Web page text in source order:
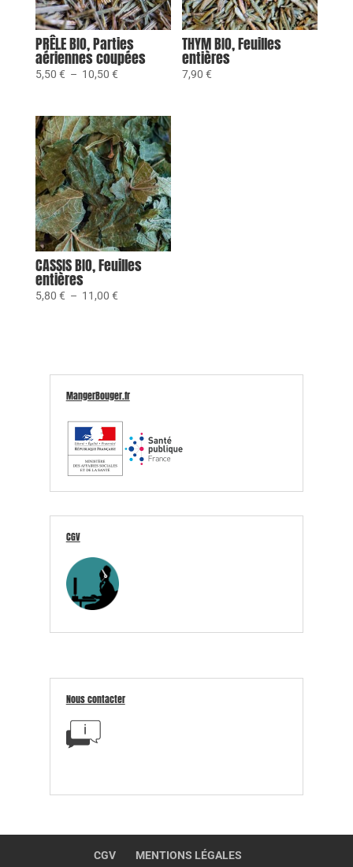
PRÊLE BIO, Parties
aériennes coupées
5,50 € – 10,50 €Plage
5,50 €
à
10,50 €
THYM BIO, Feuilles
entières
7,90€
CASSIS BIO, Feuilles
entières
5,80 € – 11,00 €Plage
MangerBouger.fr
CGV
Nous contacter
CGV MENTIONS LÉGALES